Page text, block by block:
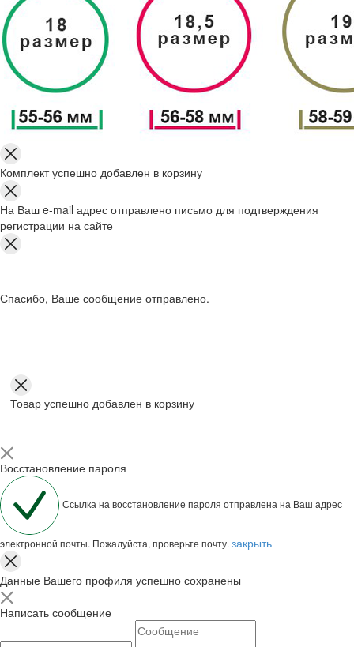
Комплект успешно добавлен в корзину
На Ваш e-mail адрес отправлено письмо для подтверждения
регистрации на сайте
Спасибо, Ваше сообщение отправлено.
Товар успешно добавлен в корзину
Восстановление пароля
Ссылка на восстановление пароля отправлена на Ваш адрес
электронной почты. Пожалуйста, проверьте почту. закрыть
Данные Вашего профиля успешно сохранены
Написать сообщение